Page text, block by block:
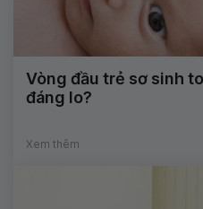
Vòng đầu trẻ sơ sinh
đáng lo?
Xem thêm